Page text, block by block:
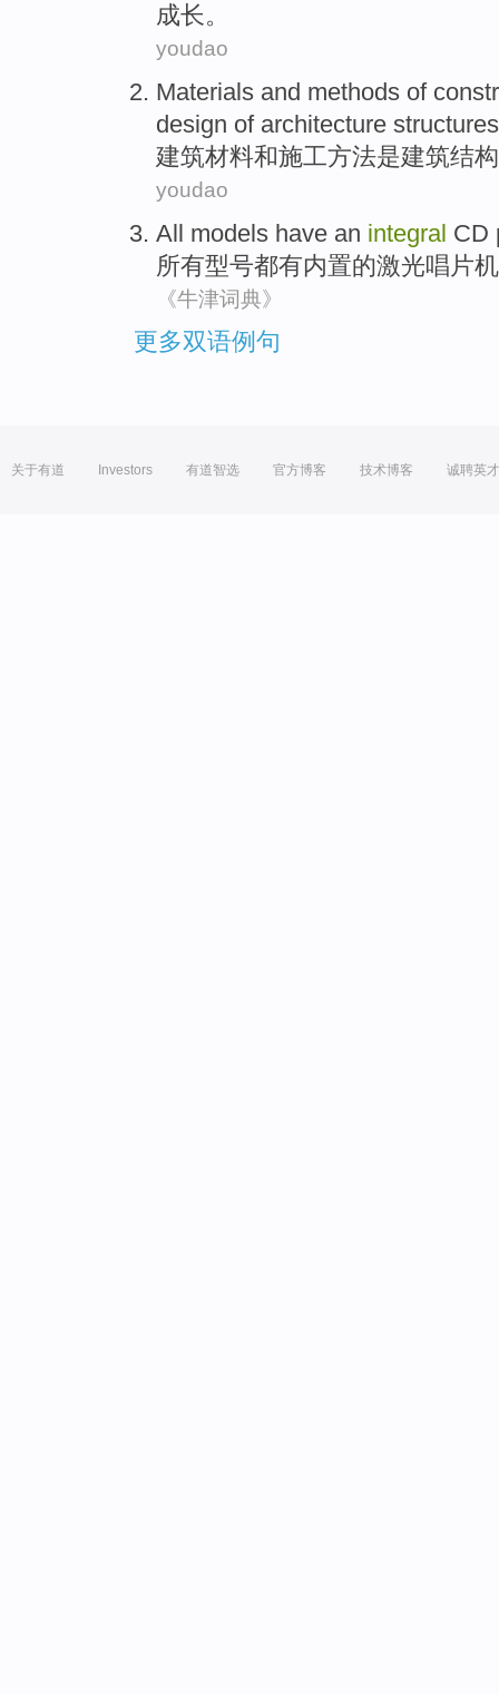
成长。
youdao
Materials and methods of
design of architecture structures
建筑材料和施工方法是建筑结构
youdao
All models have an integral CD
所有型号都有内置的激光唱片
《牛津词典》
更多双语例句
关于有道 Investors 有道智选 官方博客 技术博客 诚聘英才